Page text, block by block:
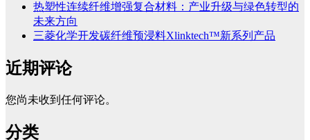
热塑性连续纤维增强复合材料：产业升级与绿色转型的
未来方向
三菱化学开发碳纤维预浸料Xlinktech™新系列产品
近期评论
您尚未收到任何评论。
分类